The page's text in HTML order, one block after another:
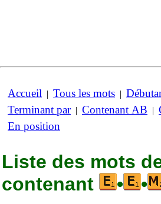
Accueil | Tous les mots |
Terminant par| Contenant AB |
En position
Liste des mots
contenant
• •